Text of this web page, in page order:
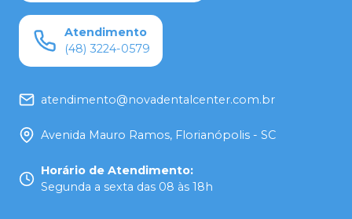
Atendimento
(48) 3224-0579
atendimento@novadentalcenter.com.br
Avenida Mauro Ramos, Florianópolis - SC
Horário de Atendimento:
Segunda a sexta das 08 às 18h